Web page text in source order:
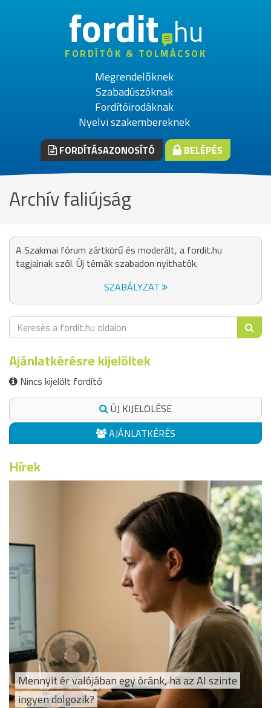
fordithu
FORDÍTÓK & TOLMÁCSOK
Megrendelőknek
Szabadúszóknak
Fordítóirodáknak
Nyelvi szakembereknek
FORDÍTÁSAZONOSÍTÓ BELÉPÉS
Archív faliújság
A Szakmai fórum zártkörű és moderált, a fordit.hu
tagjainak szól. Új témák szabadon nyithatók.
SZABÁLYZAT
Ajánlatkérésre kijelöltek
Nincs kijelölt fordító
ÚJ KIJELÖLÉSE
AJÁNLATKÉRÉS
Hírek
Mennyit ér valójában egy óránk, ha az AI szinte
ingyen dolgozik?